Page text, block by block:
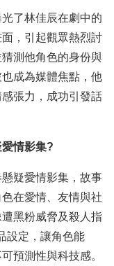
了林佳辰在劇中的
，引起觀眾熱烈討
測他角色的身份與
成為媒體焦點，他
張力，成功引發話
愛情影集?
懸疑愛情影集，故事
在愛情、友情與社
黑粉威脅及殺人指
設定，讓角色能
預測性與科技感。